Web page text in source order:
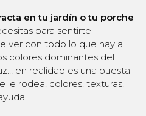
en tu jardín o tu porche
para sentirte
ver con todo lo que hay a
colores dominantes del
en realidad es una puesta
le rodea, colores, texturas,